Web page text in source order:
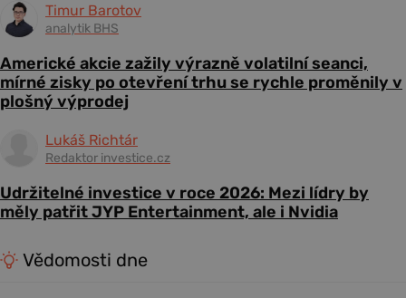
Timur Barotov
analytik BHS
Americké akcie zažily výrazně volatilní seanci,
mírné zisky po otevření trhu se rychle proměnily v
plošný výprodej
Lukáš Richtár
Redaktor investice.cz
Udržitelné investice v roce 2026: Mezi lídry by
měly patřit JYP Entertainment, ale i Nvidia
Vědomosti dne